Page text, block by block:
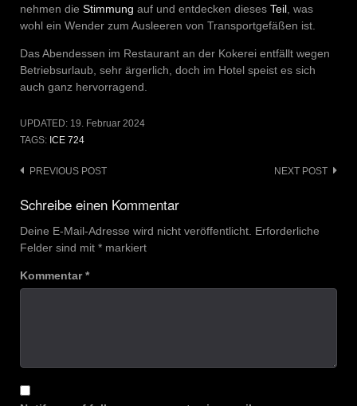
nehmen die Stimmung auf und entdecken dieses Teil, was
wohl ein Wender zum Ausleeren von Transportgefäßen ist.
Das Abendessen im Restaurant an der Kokerei entfällt wegen
Betriebsurlaub, sehr ärgerlich, doch im Hotel speist es sich
auch ganz hervorragend.
UPDATED: 19. Februar 2024
TAGS: ICE 724
Post
navigation
PREVIOUS POST NEXT POST
Schreibe einen Kommentar
Deine E-Mail-Adresse wird nicht veröffentlicht. Erforderliche
Felder sind mit * markiert
Kommentar*